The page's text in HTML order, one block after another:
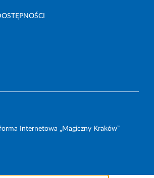
Internetowa „Magiczny Kraków”